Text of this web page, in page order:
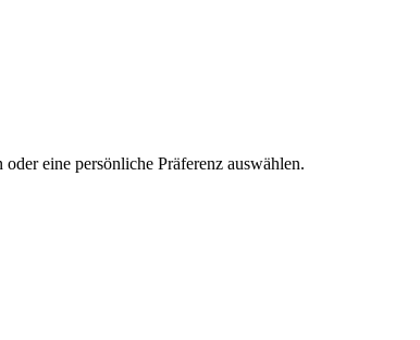
eine persönliche Präferenz auswählen.